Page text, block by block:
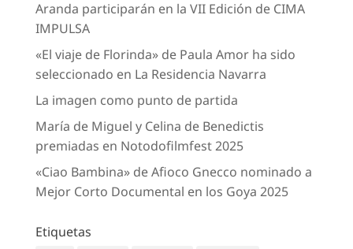
Aranda participarán en la VII Edición de CIMA
IMPULSA
«El viaje de Florinda» de Paula Amor ha sido
seleccionado en La Residencia Navarra
La imagen como punto de partida
María de Miguel y Celina de Benedictis
premiadas en Notodofilmfest 2025
«Ciao Bambina» de Afioco Gnecco nominado a
Mejor Corto Documental en los Goya 2025
Etiquetas